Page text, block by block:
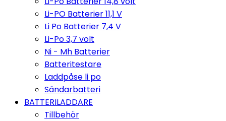
Li-PO Batterier 11,1 V
Li Po Batterier 7,4 V
Li-Po 3,7 volt
Ni - Mh Batterier
Batteritestare
Laddpåse li po
Sändarbatteri
BATTERILADDARE
Tillbehör